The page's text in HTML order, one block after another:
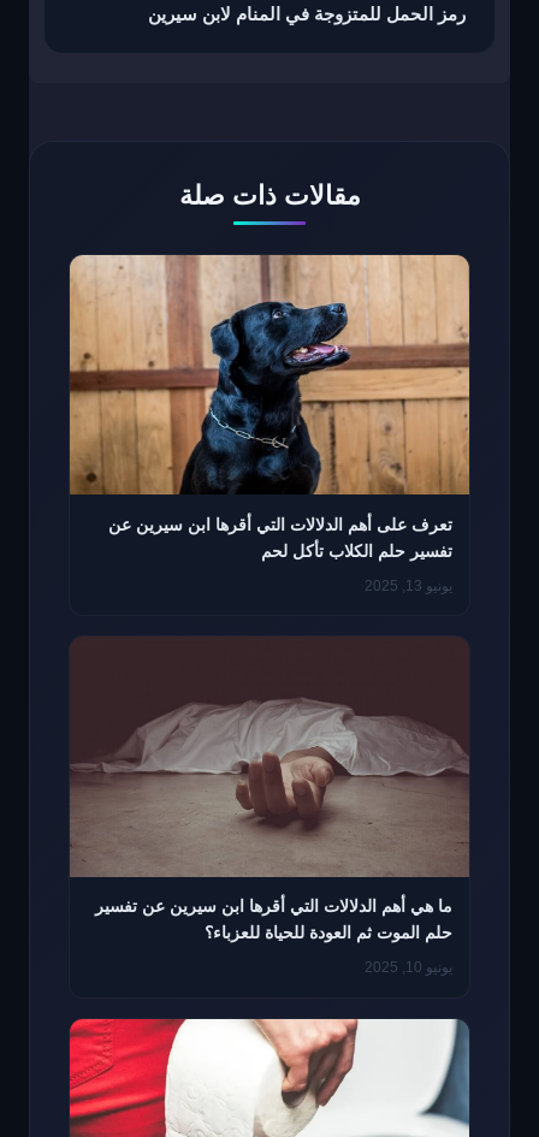
رمز الحمل للمتزوجة في المنام لابن سيرين
مقالات ذات صلة
تعرف على أهم الدلالات التي أقرها ابن سيرين عن
تفسير حلم الكلاب تأكل لحم
يونيو 13, 2025
ما هي أهم الدلالات التي أقرها ابن سيرين عن تفسير
حلم الموت ثم العودة للحياة للعزباء؟
يونيو 10, 2025